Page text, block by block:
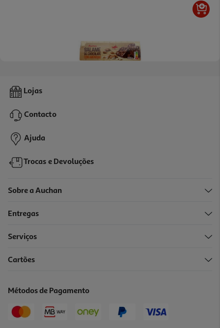
Salame De Chocolate Com Amendoas Auchan Fatias 550g
3,79 €
Lojas
Contacto
Ajuda
Trocas e Devoluções
Sobre a Auchan
Entregas
Serviços
Cartões
Métodos de Pagamento